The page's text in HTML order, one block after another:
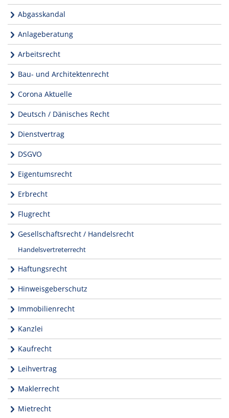
Abgasskandal
Anlageberatung
Arbeitsrecht
Bau- und Architektenrecht
Corona Aktuelle
Deutsch / Dänisches Recht
Dienstvertrag
DSGVO
Eigentumsrecht
Erbrecht
Flugrecht
Gesellschaftsrecht / Handelsrecht
Handelsvertreterrecht
Haftungsrecht
Hinweisgeberschutz
Immobilienrecht
Kanzlei
Kaufrecht
Leihvertrag
Maklerrecht
Mietrecht